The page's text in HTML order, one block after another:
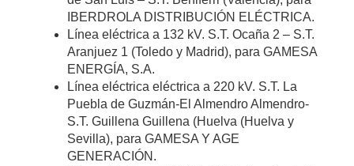
IBERDROLA DISTRIBUCIÓN ELÉCTRICA.
Línea eléctrica a 132 kV. S.T. Ocaña 2 – S.T.
Aranjuez 1 (Toledo y Madrid), para GAMESA
ENERGÍA, S.A.
Línea eléctrica eléctrica a 220 kV. S.T. La
Puebla de Guzmán-El Almendro Almendro-
S.T. Guillena Guillena (Huelva (Huelva y
Sevilla), para GAMESA Y AGE
GENERACIÓN.